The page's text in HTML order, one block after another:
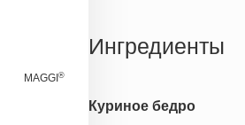
MAGGI ®
Ингредиенты
Куриное бедро